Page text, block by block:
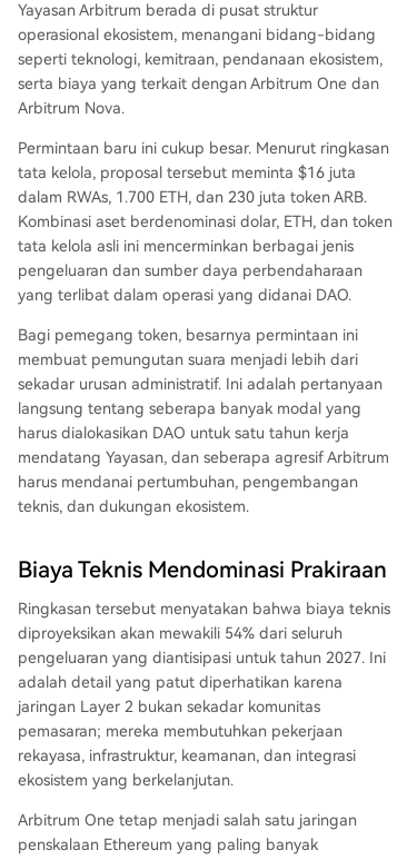
Yayasan Arbitrum berada di pusat struktur
operasional ekosistem, menangani bidang-bidang
seperti teknologi, kemitraan, pendanaan ekosistem,
serta biaya yang terkait dengan Arbitrum One dan
Arbitrum Nova.
Permintaan baru ini cukup besar. Menurut ringkasan
tata kelola, proposal tersebut meminta $16 juta
dalam RWAs, 1.700 ETH, dan 230 juta token ARB.
Kombinasi aset berdenominasi dolar, ETH, dan token
tata kelola asli ini mencerminkan berbagai jenis
pengeluaran dan sumber daya perbendaharaan
yang terlibat dalam operasi yang didanai DAO.
Bagi pemegang token, besarnya permintaan ini
membuat pemungutan suara menjadi lebih dari
sekadar urusan administratif. Ini adalah pertanyaan
langsung tentang seberapa banyak modal yang
harus dialokasikan DAO untuk satu tahun kerja
mendatang Yayasan, dan seberapa agresif Arbitrum
harus mendanai pertumbuhan, pengembangan
teknis, dan dukungan ekosistem.
Biaya Teknis Mendominasi Prakiraan
Ringkasan tersebut menyatakan bahwa biaya teknis
diproyeksikan akan mewakili 54% dari seluruh
pengeluaran yang diantisipasi untuk tahun 2027. Ini
adalah detail yang patut diperhatikan karena
jaringan Layer 2 bukan sekadar komunitas
pemasaran; mereka membutuhkan pekerjaan
rekayasa, infrastruktur, keamanan, dan integrasi
ekosistem yang berkelanjutan.
Arbitrum One tetap menjadi salah satu jaringan
penskalaan Ethereum yang paling banyak